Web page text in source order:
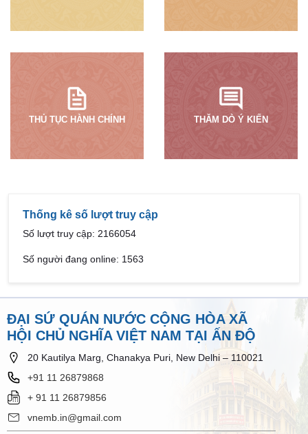
THỦ TỤC HÀNH CHÍNH THĂM DÒ Ý KIẾN
Thống kê số lượt truy cập
Số lượt truy cập: 2166054
Số người đang online: 1563
ĐẠI SỨ QUÁN NƯỚC CỘNG HÒA XÃ
HỘI CHỦ NGHĨA VIỆT NAM TẠI ẤN ĐỘ
20 Kautilya Marg, Chanakya Puri, New Delhi – 110021
+91 11 26879868
+ 91 11 26879856
vnemb.in@gmail.com